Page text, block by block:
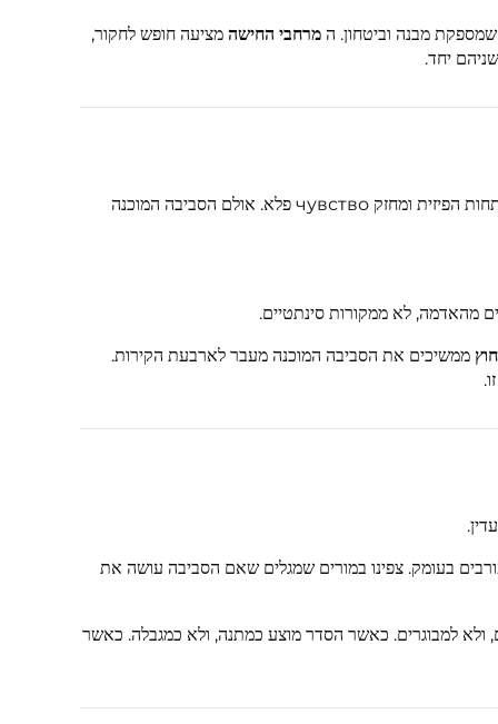
מבנה וביטחון. ה מרחבי החישה מציעה חופש לחקור,
יחד.
מריה מונטסורי הבינה משהו שהמחקר המודרני אישר רק לאחרונה: ילדים זקוקים לטבע. זמן בחוץ מקטין דחק, משפר את הריכוז, תומך בהתפתחות הפיזית ומחזק чувство פלא. אולם הסביבה המוכנה
מהאדמה, לא ממקורות סינתטיים.
ממשיכים את הסביבה המוכנה מעבר לארבעת הקירות.
בעומק. צפינו במורים שמגלים שאם הסביבה עושה את
ולא למבוגרים. כאשר הסדר מוצע כמתנה, ולא כמגבלה. כאשר